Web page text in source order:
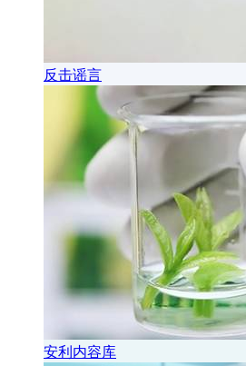
反击谣言
安利内容库